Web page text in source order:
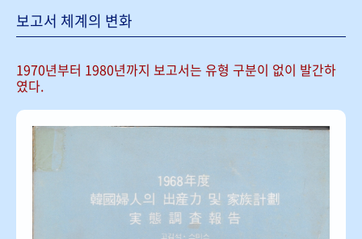
보고서 체계의 변화
1970년부터 1980년까지 보고서는 유형 구분이 없이 발간하
였다.